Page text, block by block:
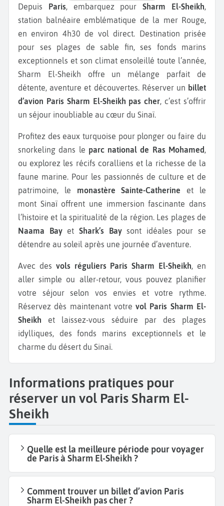
Depuis Paris, embarquez pourSharm El-Sheikh,
station balnéaire emblématique de la mer Rouge,
en environ 4h30 de vol direct. Destination prisée
pour ses plages de sable fin, ses fonds marins
exceptionnels et son climat ensoleillé toute l’année,
Sharm El-Sheikh offre un mélange parfait de
détente, aventure et découvertes. Réserver un billet
d’avion Paris Sharm El-Sheikh pas cher, c’est s’offrir
un séjour inoubliable au cœur du Sinaï.
Profitez des eaux turquoise pour plonger ou faire du
snorkeling dans le parc national de Ras Mohamed,
ou explorez les récifs coralliens et la richesse de la
faune marine. Pour les passionnés de culture et de
patrimoine, le monastère Sainte-Catherine et le
mont Sinaï offrent une immersion fascinante dans
l’histoire et la spiritualité de la région. Les plages de
Naama Bay et Shark’s Baysont idéales pour se
détendre au soleil après une journée d’aventure.
Avec des vols réguliers Paris Sharm El-Sheikh, en
aller simple ou aller-retour, vous pouvez planifier
votre séjour selon vos envies et votre rythme.
Réservez dès maintenant votrevol Paris Sharm El-
Sheikh et laissez-vous séduire par des plages
idylliques, des fonds marins exceptionnels et le
charme du désert du Sinaï.
Informations pratiques pour
réserver un vol Paris Sharm El-
Sheikh
Quelle est la meilleure période pour voyager
de Paris à Sharm El-Sheikh ?
Comment trouver un billet d’avion Paris
Sharm El-Sheikh pas cher ?